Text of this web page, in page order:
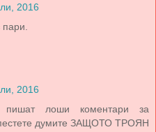
2016
2016
лоши коментари за
думите ЗАЩОТО ТРОЯН